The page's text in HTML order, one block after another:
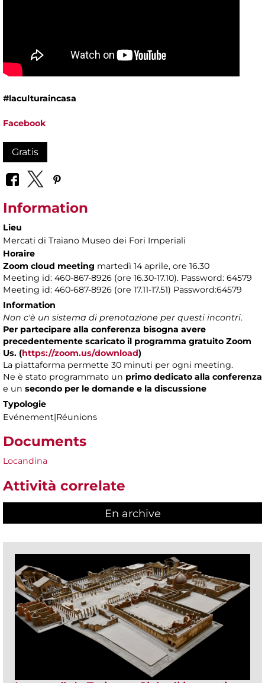
#laculturaincasa
Facebook
Gratis
Information
Lieu
Mercati di Traiano Museo dei Fori Imperiali
Horaire
Zoom cloud meeting martedì 14 aprile, ore 16.30
Meeting id: 460-867-8926 (ore 16.30-17.10). Password: 64579
Meeting id: 460-687-8926 (ore 17.11-17.51) Password:64579
Information
Non c'è un sistema di prenotazione per questi incontri.
Per partecipare alla conferenza bisogna avere
precedentemente scaricato il programma gratuito Zoom
Us. (https://zoom.us/download)
La piattaforma permette 30 minuti per ogni meeting.
Ne è stato programmato un primo dedicato alla conferenza
e un secondo per le domande e la discussione
Typologie
Evénement|Réunions
Documents
Locandina
Attività correlate
En archive